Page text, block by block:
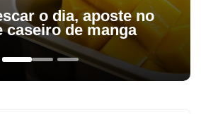
o dia, aposte no
caseiro de manga